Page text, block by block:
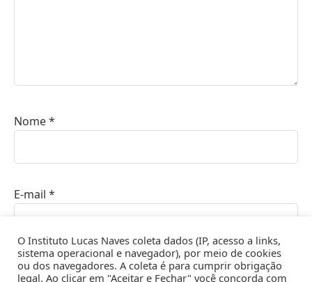
Nome*
E-mail *
Site
O Instituto Lucas Naves coleta dados (IP, acesso a links,
sistema operacional e navegador), por meio de cookies
ou dos navegadores. A coleta é para cumprir obrigação
legal. Ao clicar em "Aceitar e Fechar" você concorda com